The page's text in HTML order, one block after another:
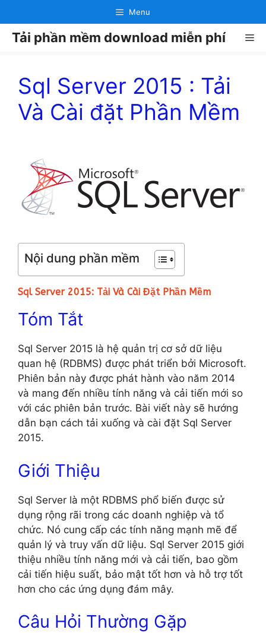
đến
nội
Menu
Tải phần mềm download miễn phí
Sql Server 2015 : Tải
Và Cài đặt Phần Mềm
Nội dung phần mềm
Sql Server 2015: Tải Và Cài Đặt Phần Mềm
Tóm Tắt
Sql Server 2015 là hệ quản trị cơ sở dữ liệu
quan hệ (RDBMS) được phát triển bởi Microsoft.
Phiên bản này được phát hành vào năm 2014
và mang đến nhiều tính năng và cải tiến mới so
với các phiên bản trước. Bài viết này sẽ hướng
dẫn bạn cách tải xuống và cài đặt Sql Server
2015.
Giới Thiệu
Sql Server là một RDBMS phổ biến được sử
dụng rộng rãi trong các doanh nghiệp và tổ
chức. Nó cung cấp các tính năng mạnh mẽ để
quản lý và truy vấn dữ liệu. Sql Server 2015 giới
thiệu nhiều tính năng mới và cải tiến, bao gồm
cải tiến hiệu suất, bảo mật tốt hơn và hỗ trợ tốt
hơn cho các ứng dụng đám mây.
Câu Hỏi Thường Gặp